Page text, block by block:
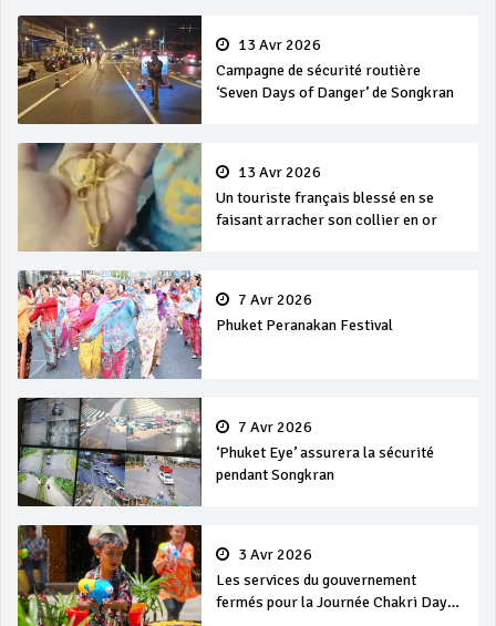
13 Avr 2026
Campagne de sécurité routière
‘Seven Days of Danger’ de Songkran
13 Avr 2026
Un touriste français blessé en se
faisant arracher son collier en or
7 Avr 2026
Phuket Peranakan Festival
7 Avr 2026
‘Phuket Eye’ assurera la sécurité
pendant Songkran
3 Avr 2026
Les services du gouvernement
fermés pour la Journée Chakri Day